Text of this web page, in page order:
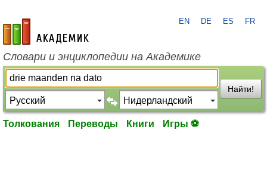
academic.ru
EN DE ES FR
Словари и энциклопедии на Академике
Найти!
Толкования Переводы Книги Игры ⚽